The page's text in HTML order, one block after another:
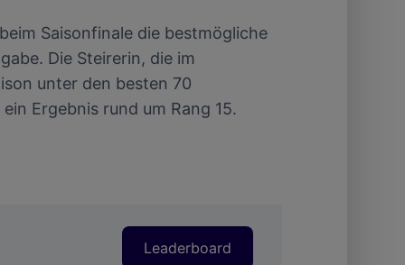
Saisonfinale die bestmögliche
Die Steirerin, die im
unter den besten 70
Ergebnis rund um Rang 15.
Leaderboard